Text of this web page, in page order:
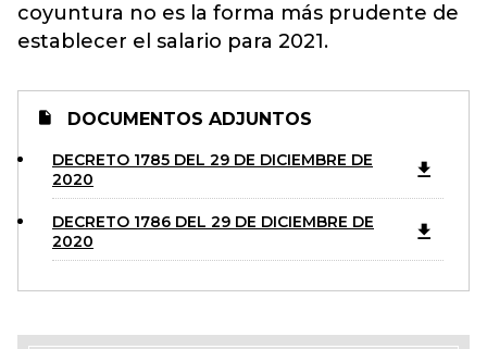
coyuntura no es la forma más prudente de
establecer el salario para 2021.
DOCUMENTOS ADJUNTOS
DECRETO 1785 DEL 29 DE DICIEMBRE DE
2020
DECRETO 1786 DEL 29 DE DICIEMBRE DE
2020